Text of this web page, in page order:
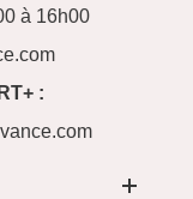
à 16h00
: